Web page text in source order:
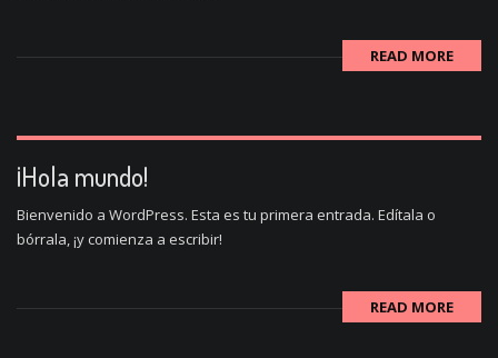
READ MORE
¡Hola mundo!
Bienvenido a WordPress. Esta es tu primera entrada. Edítala o
bórrala, ¡y comienza a escribir!
READ MORE